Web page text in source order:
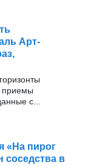
Арт-
приемы
с...
«На пирог
в